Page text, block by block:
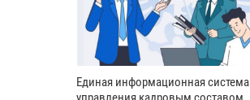
Единая информационная система